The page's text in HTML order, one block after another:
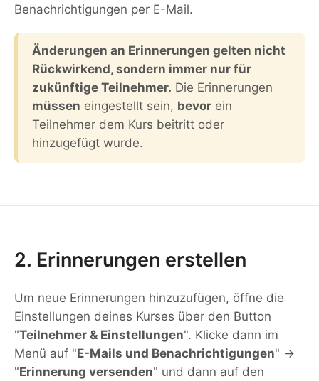
Benachrichtigungen per E-Mail.
Änderungen an Erinnerungen gelten nicht
Rückwirkend, sondern immer nur für
zukünftige Teilnehmer. Die Erinnerungen
müssen eingestellt sein, bevor ein
Teilnehmer dem Kurs beitritt oder
hinzugefügt wurde.
2. Erinnerungen erstellen
Um neue Erinnerungen hinzuzufügen, öffne die
Einstellungen deines Kurses über den Button
"Teilnehmer & Einstellungen". Klicke dann im
Menü auf "E-Mails und Benachrichtigungen" →
"Erinnerung versenden" und dann auf den